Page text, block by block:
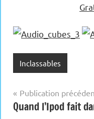
Inclassables
Navigation
de
Publication
Quand l’Ipod fait